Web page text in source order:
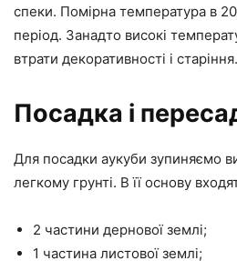
спеки. Помірна температура в 20
період. Занадто високі
втрати декоративності і старіння.
Посадка і
Для посадки аукуби зупиняємо
легкому грунті. В її основу
2 частини дернової землі;
1 частина листової землі;